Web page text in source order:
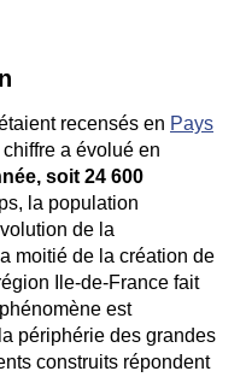
recensés en Pays
a évolué en
soit 24 600
la population
de la
moitié de la création de
Ile-de-France fait
est
périphérie des grandes
construits répondent